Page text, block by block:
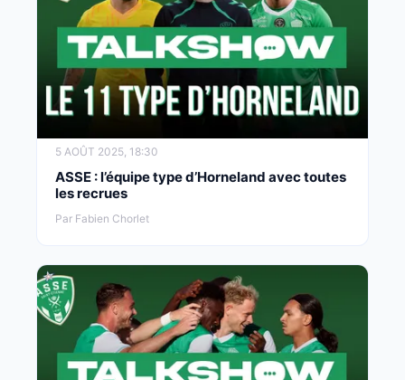
5 AOÛT 2025, 18:30
ASSE : l’équipe type d’Horneland avec toutes
les recrues
Par Fabien Chorlet